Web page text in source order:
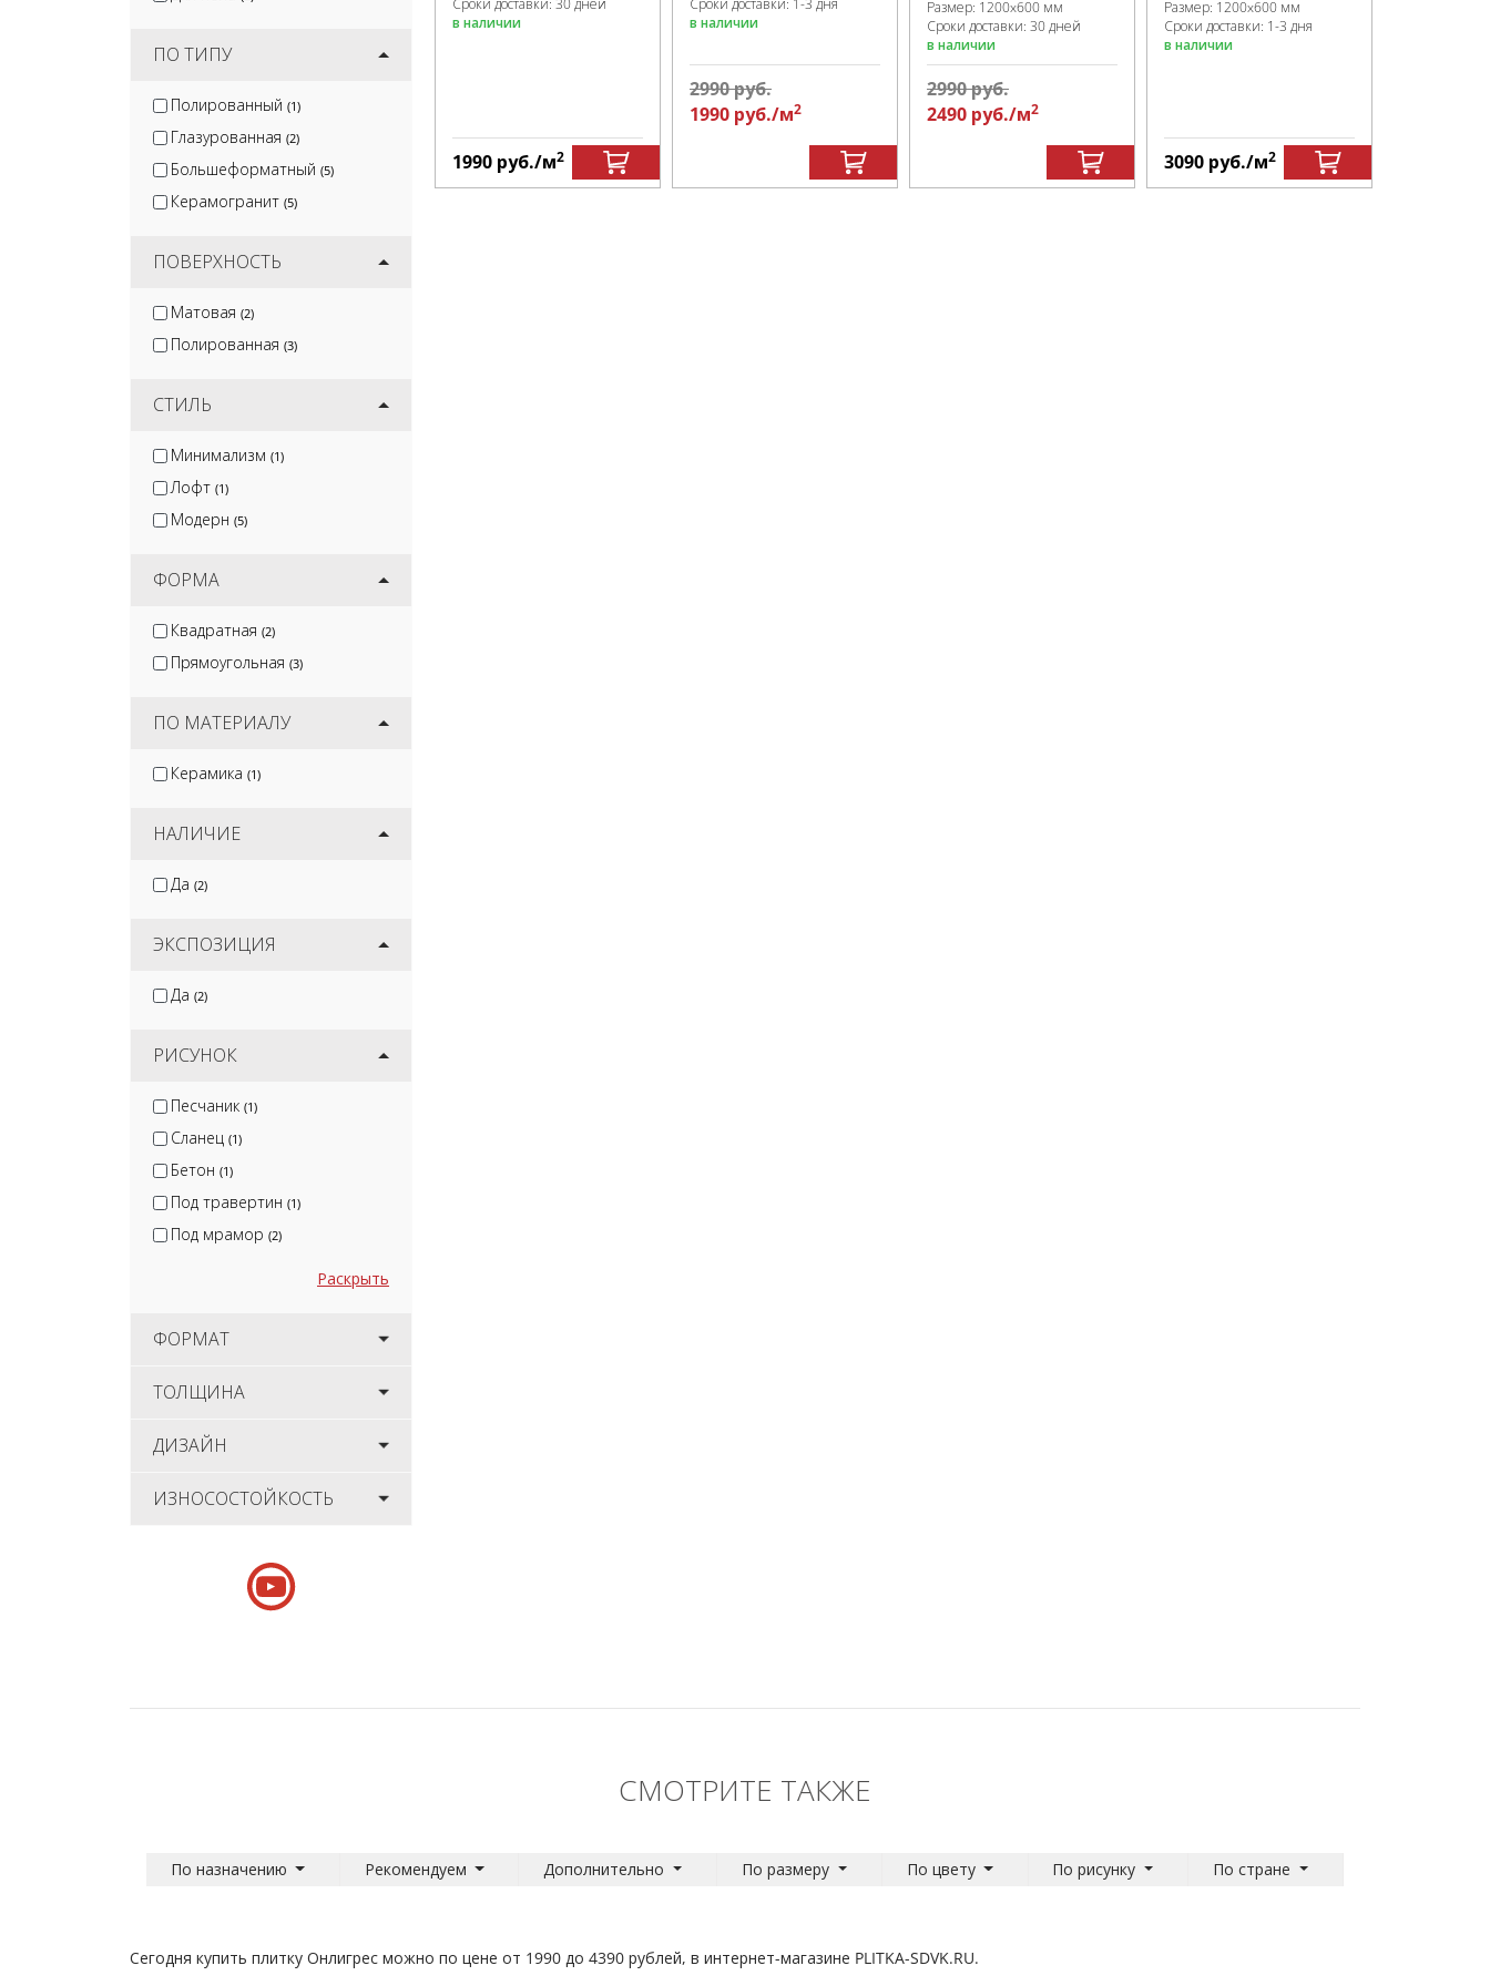
ПО ТИПУ
Полированный (1)
Глазурованная (2)
Большеформатный (5)
Керамогранит (5)
ПОВЕРХНОСТЬ
Матовая (2)
Полированная (3)
СТИЛЬ
Минимализм (1)
Лофт (1)
Модерн (5)
ФОРМА
Квадратная (2)
Прямоугольная (3)
ПО МАТЕРИАЛУ
Керамика (1)
НАЛИЧИЕ
Да (2)
ЭКСПОЗИЦИЯ
Да (2)
РИСУНОК
Песчаник (1)
Сланец (1)
Бетон (1)
Под травертин (1)
Под мрамор (2)
Раскрыть
ФОРМАТ
ТОЛЩИНА
ДИЗАЙН
ИЗНОСОСТОЙКОСТЬ
в наличии
1990 руб./м2
в наличии
2990руб.
1990 руб./м2
Размер: 1200x600 мм
Сроки доставки: 30 дней
в наличии
2990руб.
2490 руб./м2
Размер: 1200x600 мм
Сроки доставки: 1-3 дня
в наличии
3090 руб./м2
СМОТРИТЕ ТАКЖЕ
По назначению Рекомендуем Дополнительно По размеру По цвету По рисунку По стране
Сегодня купить плитку Онлигрес можно по цене от 1990 до 4390 рублей, в интернет-магазине PLITKA-SDVK.RU.